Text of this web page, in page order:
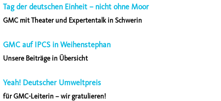
Tag der deutschen Einheit – nicht ohne Moor
GMC mit Theater und Expertentalk in Schwerin
GMC auf IPCS in Weihenstephan
Unsere Beiträge in Übersicht
Yeah! Deutscher Umweltpreis
für GMC-Leiterin – wir gratulieren!